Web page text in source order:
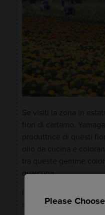
Please
Se visiti la zona in
fiori di cartamo.
produttrice di questi
olio da cucina e
tra queste gemme
qualcuna.
montagne della zona.